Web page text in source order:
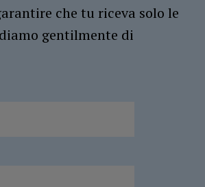
che tu riceva solo le
gentilmente di